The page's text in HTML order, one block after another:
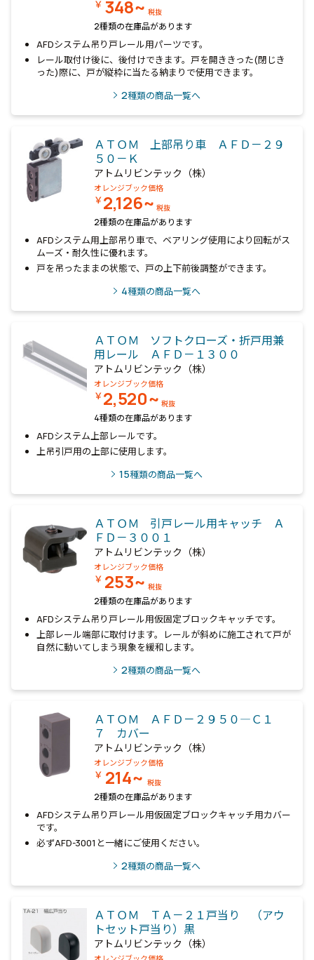
￥ 348~ 税抜
2種類の在庫品があります
AFDシステム吊り戸レール用パーツです。
レール取付け後に、後付けできます。戸を開ききった(閉じき
った)際に、戸が縦枠に当たる納まりで使用できます。
2種類の商品一覧へ
ＡＴＯＭ 上部吊り車 ＡＦＤ－２９
５０－Ｋ
アトムリビンテック（株）
オレンジブック価格
￥2,126~ 税抜
2種類の在庫品があります
AFDシステム用上部吊り車で、ベアリング使用により回転がス
ムーズ・耐久性に優れます。
戸を吊ったままの状態で、戸の上下前後調整ができます。
4種類の商品一覧へ
ＡＴＯＭ ソフトクローズ・折戸用兼
用レール ＡＦＤ－１３００
アトムリビンテック（株）
オレンジブック価格
￥2,520~ 税抜
4種類の在庫品があります
AFDシステム上部レールです。
上吊引戸用の上部に使用します。
15種類の商品一覧へ
ＡＴＯＭ 引戸レール用キャッチ Ａ
ＦＤ－３００１
アトムリビンテック（株）
オレンジブック価格
￥ 253~ 税抜
2種類の在庫品があります
AFDシステム吊り戸レール用仮固定ブロックキャッチです。
上部レール端部に取付けます。レールが斜めに施工されて戸が
自然に動いてしまう現象を緩和します。
2種類の商品一覧へ
ＡＴＯＭ ＡＦＤ－２９５０―Ｃ１
７ カバー
アトムリビンテック（株）
オレンジブック価格
￥ 214~ 税抜
2種類の在庫品があります
AFDシステム吊り戸レール用仮固定ブロックキャッチ用カバー
です。
必ずAFD-3001と一緒にご使用ください。
2種類の商品一覧へ
ＡＴＯＭ ＴＡ－２１戸当り （アウ
トセット戸当り）黒
アトムリビンテック（株）